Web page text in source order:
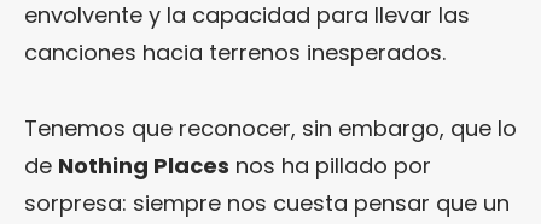
envolvente y la capacidad para llevar las
canciones hacia terrenos inesperados.
Tenemos que reconocer, sin embargo, que lo
de Nothing Places nos ha pillado por
sorpresa: siempre nos cuesta pensar que un